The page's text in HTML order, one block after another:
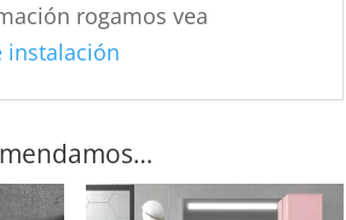
rogamos vea
instalación